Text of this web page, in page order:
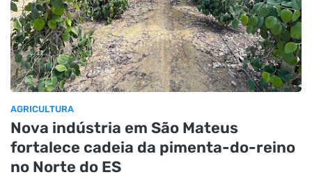
AGRICULTURA
Nova indústria em São Mateus
fortalece cadeia da pimenta-do-reino
no Norte do ES